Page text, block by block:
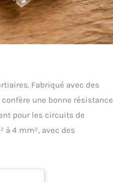
Fabriqué avec des
une bonne résistance
pour les circuits de
à 4 mm², avec des